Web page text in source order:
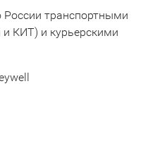
транспортными
КИТ) и курьерскими